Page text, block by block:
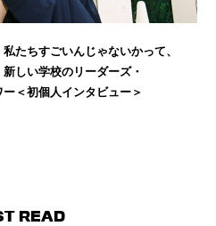
たちすごいんじゃないかって、
しい学校のリーダーズ・
＜初個人インタビュー＞
READ